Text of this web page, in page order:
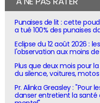
Punaises de lit : cette
a tué 100% des punaises
Eclipse du 12 août 2026 :
l'observation aux moins
Plus que deux mois pour
du silence, voitures,
Pr. Alinka Greasley : "Pour
danser entretient la santé